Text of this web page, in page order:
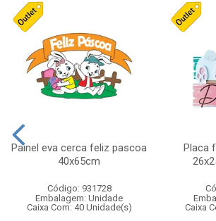
Painel eva cerca feliz pascoa
40x65cm
Código: 931728
Embalagem: Unidade
Caixa Com: 40 Unidade(s)
Placa
Caixa